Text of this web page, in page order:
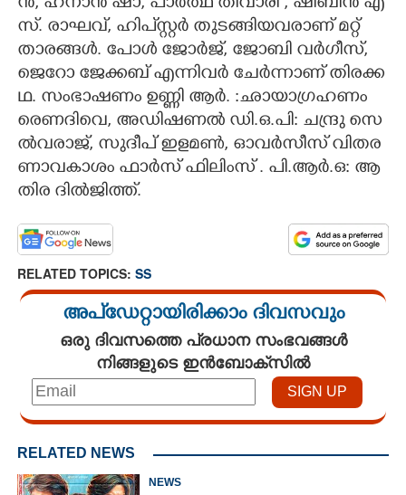
സ്.​ ​രാ​ഘ​വ്,​ ​ഹി​പ്സ്റ്റ​ർ​‍​ ​തു​ട​ങ്ങി​യ​വ​രാ​ണ് ​മ​റ്റ് ​
താ​ര​ങ്ങ​ൾ.​ ​പോ​ൾ​ ​ജോ​ർ​ജ്,​ ​ജോ​ബി​ ​വ​ർ​ഗീ​സ്,​ ​
ജെ​റോ​ ​ജേ​ക്ക​ബ് ​എ​ന്നി​വ​ർ​ ​ചേ​ർ​ന്നാ​ണ് ​തി​ര​ക്ക​
ഥ.​ ​സം​ഭാ​ഷ​ണം​ ​ഉ​ണ്ണി​ ​ആ​ർ.​ ​:​ഛാ​യാ​ഗ്ര​ഹ​ണം​ ​
രെ​ണ​ദി​വെ,​ ​അ​ഡി​ഷ​ണ​ൽ​ ​ഡി​.ഒ​.പി​:​ ​ച​ന്ദ്രു​ ​സെ​
ൽ​വ​രാ​ജ്,​ ​സു​ദീ​പ് ​ഇ​ള​മ​ൺ,​ ​ഓ​വ​ർ​സീ​സ് ​വി​ത​ര​
ണാ​വ​കാ​ശം​ ​ഫാ​ർ​സ് ​ഫി​ലിം​സ് .​ ​പി.​ആ​ർ.​ഒ​:​ ​ആ​
തി​ര​ ​ദി​ൽ​ജി​ത്ത്.
RELATED TOPICS: SS
അപ്ഡേറ്റായിരിക്കാം ദിവസവും
ഒരു ദിവസത്തെ പ്രധാന സംഭവങ്ങൾ
നിങ്ങളുടെ ഇൻബോക്സിൽ
RELATED NEWS
NEWS